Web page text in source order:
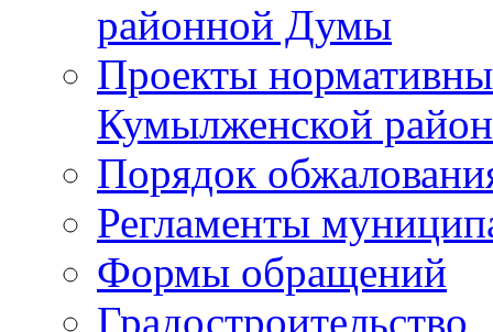
районной Думы
Проекты
Кумылженской
Порядок
Регламенты
Формы обращений
Градостроительство